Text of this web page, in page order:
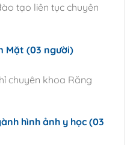
tạo liên tục chuyên
Mặt (03 người)
chuyên khoa Răng
hình ảnh y học (03